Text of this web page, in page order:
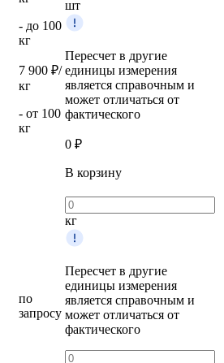
- до 100
кг
7 900 ₽/
кг
- от 100
кг
шт
Пересчет в другие
единицы измерения
является справочным и
может отличаться от
фактического
0 ₽
В корзину
по
запросу
кг
Пересчет в другие
единицы измерения
является справочным и
может отличаться от
фактического